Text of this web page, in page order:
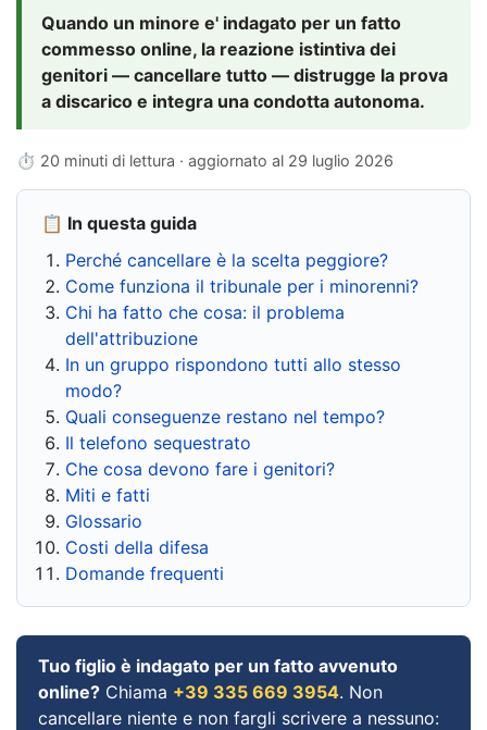
Quando un minore e' indagato per un fatto
commesso online, la reazione istintiva dei
genitori — cancellare tutto — distrugge la prova
a discarico e integra una condotta autonoma.
⏱ 20 minuti di lettura · aggiornato al 29 luglio 2026
📋 In questa guida
Perché cancellare è la scelta peggiore?
Come funziona il tribunale per i minorenni?
Chi ha fatto che cosa: il problema
dell'attribuzione
In un gruppo rispondono tutti allo stesso
modo?
Quali conseguenze restano nel tempo?
Il telefono sequestrato
Che cosa devono fare i genitori?
Miti e fatti
Glossario
Costi della difesa
Domande frequenti
Tuo figlio è indagato per un fatto avvenuto
online? Chiama +39 335 669 3954. Non
cancellare niente e non fargli scrivere a nessuno: